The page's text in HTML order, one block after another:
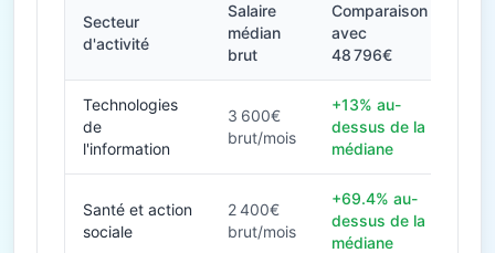
Secteur
d'activité
Salaire
médian
brut
Comparaison
avec
48 796€
Technologies
de
l'information
3 600€
brut/mois
+13% au-
dessus de la
médiane
Santé et action
sociale
2 400€
brut/mois
+69.4% au-
dessus de la
médiane